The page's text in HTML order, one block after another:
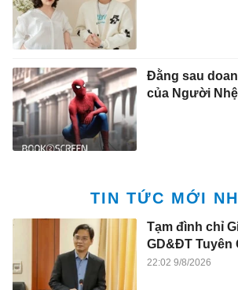
Đằng sau
của Người
TIN TỨC MỚI
Tạm đình chỉ
GD&ĐT Tuyên
22:02 9/8/2026